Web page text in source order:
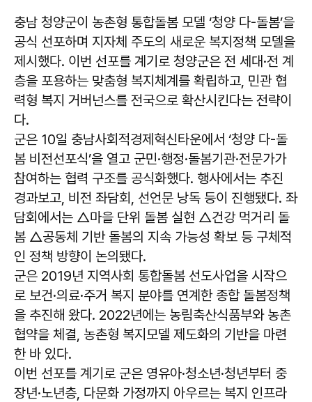
충남 청양군이 농촌형 통합돌봄 모델 ‘청양 다-돌봄’을
공식 선포하며 지자체 주도의 새로운 복지정책 모델을
제시했다. 이번 선포를 계기로 청양군은 전 세대·전 계
층을 포용하는 맞춤형 복지체계를 확립하고, 민관 협
력형 복지 거버넌스를 전국으로 확산시킨다는 전략이
다.
군은 10일 충남사회적경제혁신타운에서 ‘청양 다-돌
봄 비전선포식’을 열고 군민·행정·돌봄기관·전문가가
참여하는 협력 구조를 공식화했다. 행사에서는 추진
경과보고, 비전 좌담회, 선언문 낭독 등이 진행됐다. 좌
담회에서는 △마을 단위 돌봄 실현 △건강 먹거리 돌
봄 △공동체 기반 돌봄의 지속 가능성 확보 등 구체적
인 정책 방향이 논의됐다.
군은 2019년 지역사회 통합돌봄 선도사업을 시작으
로 보건·의료·주거 복지 분야를 연계한 종합 돌봄정책
을 추진해 왔다. 2022년에는 농림축산식품부와 농촌
협약을 체결, 농촌형 복지모델 제도화의 기반을 마련
한 바 있다.
이번 선포를 계기로 군은 영유아·청소년·청년부터 중
장년·노년층, 다문화 가정까지 아우르는 복지 인프라